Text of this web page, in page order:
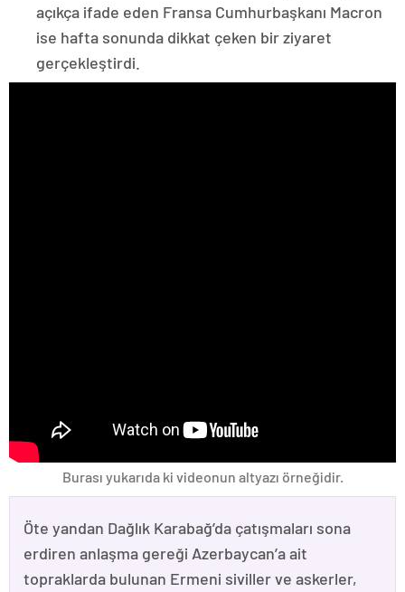
açıkça ifade eden Fransa Cumhurbaşkanı Macron
ise hafta sonunda dikkat çeken bir ziyaret
gerçekleştirdi.
Burası yukarıda ki videonun altyazı örneğidir.
Öte yandan Dağlık Karabağ’da çatışmaları sona
erdiren anlaşma gereği Azerbaycan’a ait
topraklarda bulunan Ermeni siviller ve askerler,